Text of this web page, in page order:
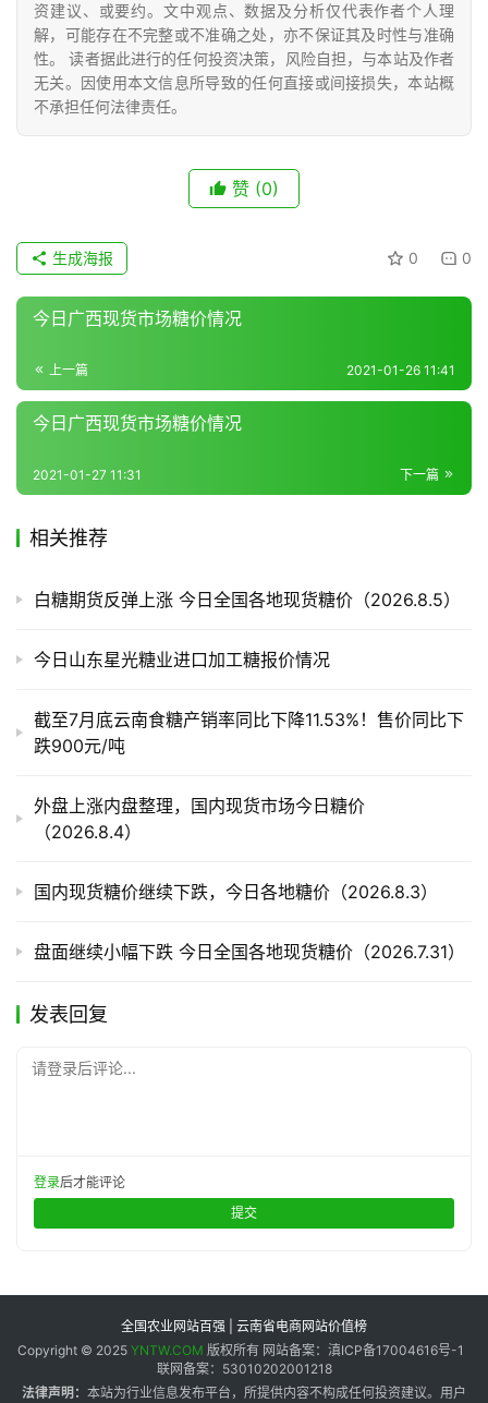
现
货
报
题
地
频
道
产
链
销
运
资建议、或要约。文中观点、数据及分析仅代表作者个人理
解，可能存在不完整或不准确之处，亦不保证其及时性与准确
性。 读者据此进行的任何投资决策，风险自担，与本站及作者
无关。因使用本文信息所导致的任何直接或间接损失，本站概
不承担任何法律责任。
赞 (0)
0 0
生成海报
今日广西现货市场糖价情况
上一篇 2021-01-26 11:41
今日广西现货市场糖价情况
下一篇
2021-01-27 11:31
相关推荐
白糖期货反弹上涨 今日全国各地现货糖价（2026.8.5）
今日山东星光糖业进口加工糖报价情况
截至7月底云南食糖产销率同比下降11.53%！售价同比下
跌900元/吨
外盘上涨内盘整理，国内现货市场今日糖价
（2026.8.4）
国内现货糖价继续下跌，今日各地糖价（2026.8.3）
盘面继续小幅下跌 今日全国各地现货糖价（2026.7.31）
发表回复
请登录后评论...
登录后才能评论
提交
全国农业网站百强 | 云南省电商网站价值榜
Copyright © 2025 YNTW.COM 版权所有 网站备案：滇ICP备17004616号-1
联网备案：53010202001218
法律声明： 本站为行业信息发布平台，所提供内容不构成任何投资建议。用户